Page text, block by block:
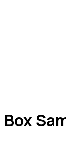
Box